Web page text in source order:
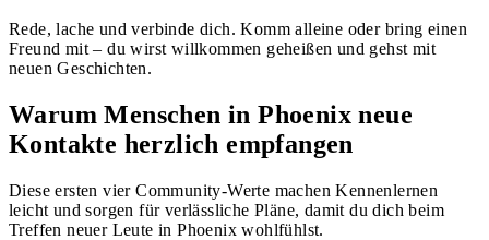
Rede, lache und verbinde dich. Komm alleine oder bring einen
Freund mit – du wirst willkommen geheißen und gehst mit
neuen Geschichten.
Warum Menschen in Phoenix neue
Kontakte herzlich empfangen
Diese ersten vier Community-Werte machen Kennenlernen
leicht und sorgen für verlässliche Pläne, damit du dich beim
Treffen neuer Leute in Phoenix wohlfühlst.